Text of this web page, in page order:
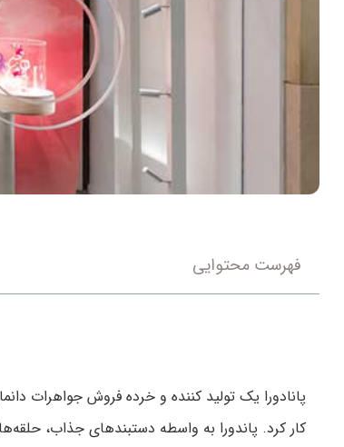
فهرست محتوایی
کار کرد. پاندورا به واسطه دستبندهای جذاب،